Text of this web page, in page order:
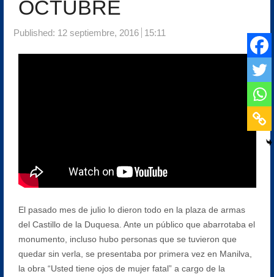
OCTUBRE
Published: 12 septiembre, 2016 15:11
El pasado mes de julio lo dieron todo en la plaza de armas
del Castillo de la Duquesa. Ante un público que abarrotaba el
monumento, incluso hubo personas que se tuvieron que
quedar sin verla, se presentaba por primera vez en Manilva,
la obra “Usted tiene ojos de mujer fatal” a cargo de la